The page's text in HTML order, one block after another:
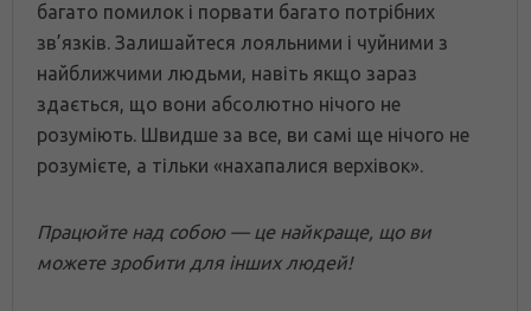
багато помилок і порвати багато потрібних
зв’язків. Залишайтеся лояльними і чуйними з
найближчими людьми, навіть якщо зараз
здається, що вони абсолютно нічого не
розуміють. Швидше за все, ви самі ще нічого не
розумієте, а тільки «нахапалися верхівок».
Працюйте над собою — це найкраще, що ви
можете зробити для інших людей!